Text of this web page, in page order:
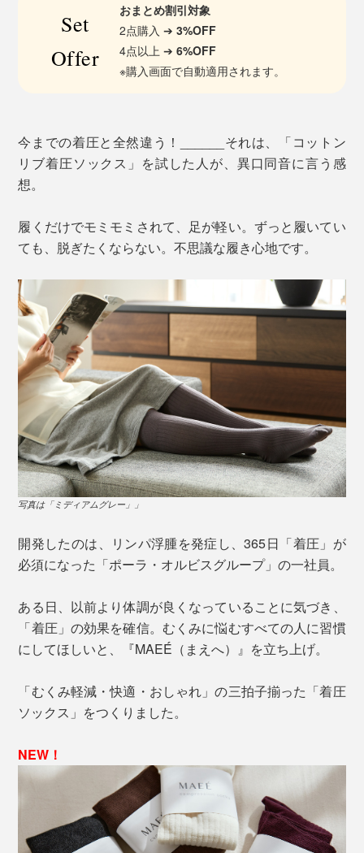
Set
Offer
おまとめ割引対象
2点購入 ➔3%OFF
4点以上 ➔6%OFF
※購入画面で自動適用されます。
今までの着圧と全然違う！______それは、「コットン
リブ着圧ソックス」を試した人が、異口同音に言う感
想。
履くだけでモミモミされて、足が軽い。ずっと履いてい
ても、脱ぎたくならない。不思議な履き心地です。
写真は「ミディアムグレー」」
開発したのは、リンパ浮腫を発症し、365日「着圧」が
必須になった「ポーラ・オルビスグループ」の一社員。
ある日、以前より体調が良くなっていることに気づき、
「着圧」の効果を確信。むくみに悩むすべての人に習慣
にしてほしいと、『MAEÉ（まえへ）』を立ち上げ。
「むくみ軽減・快適・おしゃれ」の三拍子揃った「着圧
ソックス」をつくりました。
NEW！